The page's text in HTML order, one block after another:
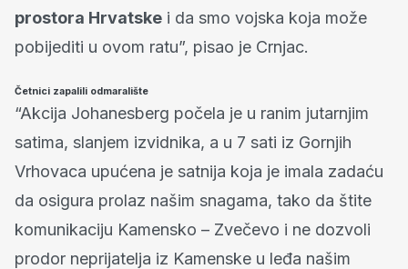
prostora Hrvatske i da smo vojska koja može
pobijediti u ovom ratu”, pisao je Crnjac.
Četnici zapalili odmaralište
“Akcija Johanesberg počela je u ranim jutarnjim
satima, slanjem izvidnika, a u 7 sati iz Gornjih
Vrhovaca upućena je satnija koja je imala zadaću
da osigura prolaz našim snagama, tako da štite
komunikaciju Kamensko – Zvečevo i ne dozvoli
prodor neprijatelja iz Kamenske u leđa našim